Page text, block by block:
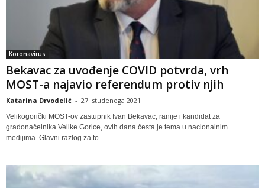
Koronavirus
Bekavac za uvođenje COVID potvrda, vrh
MOST-a najavio referendum protiv njih
Katarina Drvodelić - 27. studenoga 2021
Velikogorički MOST-ov zastupnik Ivan Bekavac, ranije i kandidat za
gradonačelnika Velike Gorice, ovih dana česta je tema u nacionalnim
medijima. Glavni razlog za to...